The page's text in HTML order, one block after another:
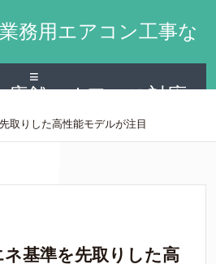
務用エアコン工事な
店舗・オフィス対応
≡
取りした高性能モデルが注目
基準を先取りした高